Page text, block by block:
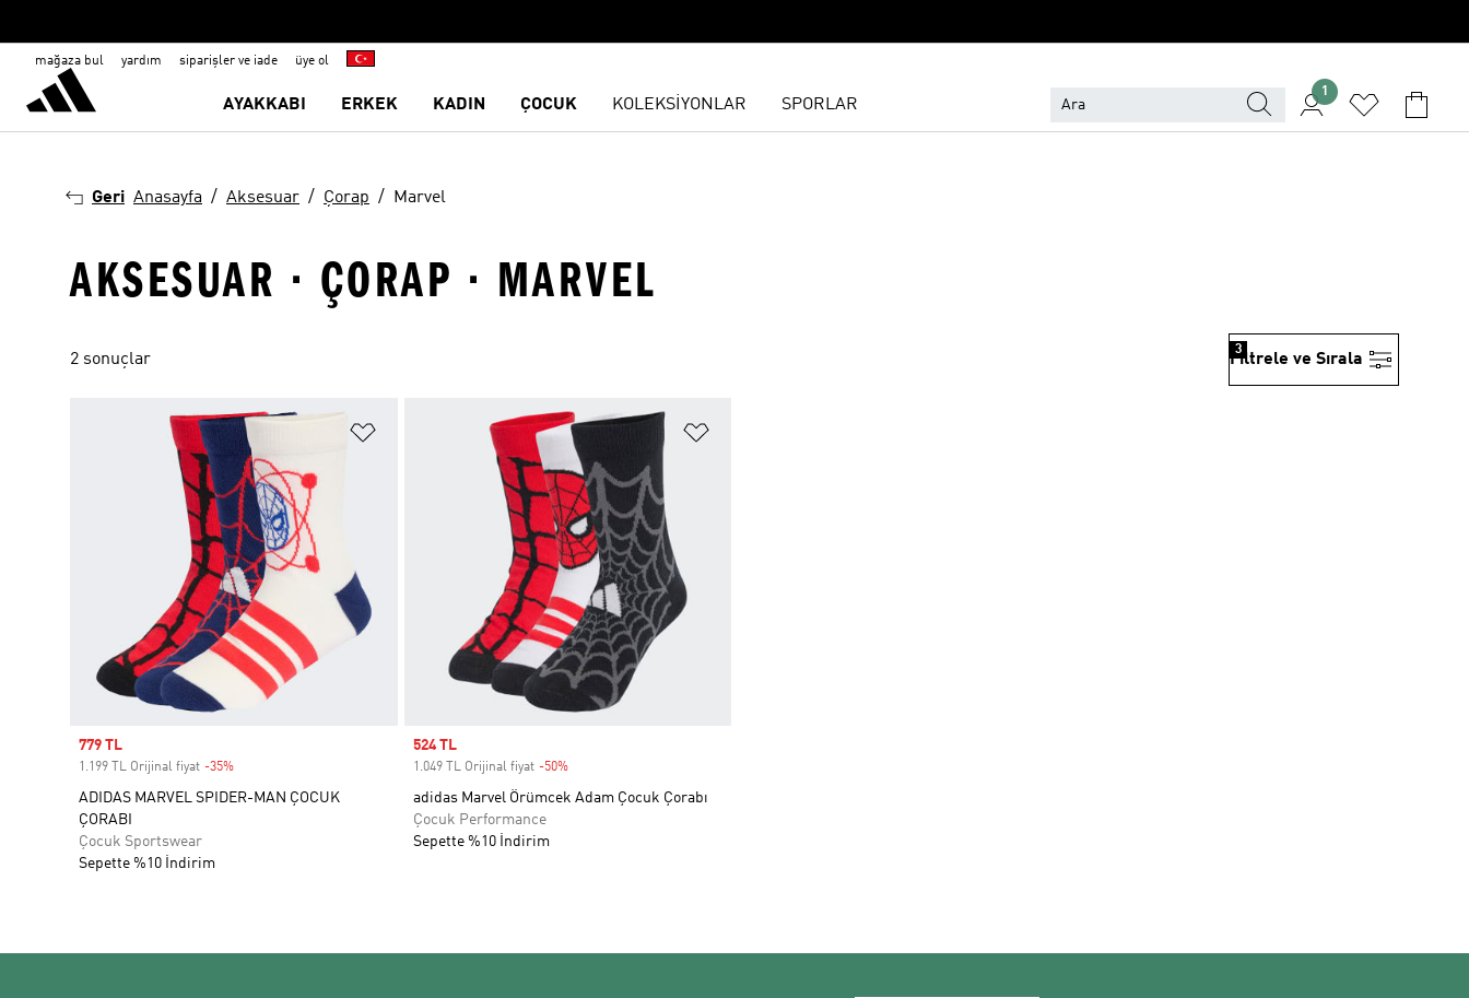
mağaza bul yardım siparişler ve iade üye ol
AYAKKABI ERKEK KADIN ÇOCUK KOLEKSİYONLAR SPORLAR
1
Geri Anasayfa Aksesuar Çorap Marvel
AKSESUAR · ÇORAP · MARVEL
2 sonuçlar Filtrele ve Sırala
3
Favori Listesine Ekle
Sale price
779 TL
1.199 TL Orijinal fiyat -35%
ADIDAS MARVEL SPIDER-MAN ÇOCUK
ÇORABI
Çocuk Sportswear
Sepette %10 İndirim
Sale price
524 TL
1.049 TL Orijinal fiyat -50%Discount
adidas Marvel Örümcek Adam Çocuk Çorabı
Çocuk Performance
Sepette %10 İndirim